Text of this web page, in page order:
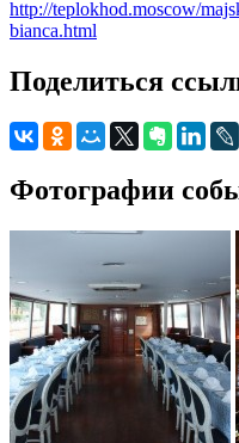
http://teplokhod.moscow/
bianca.html
Поделиться
Фотографии